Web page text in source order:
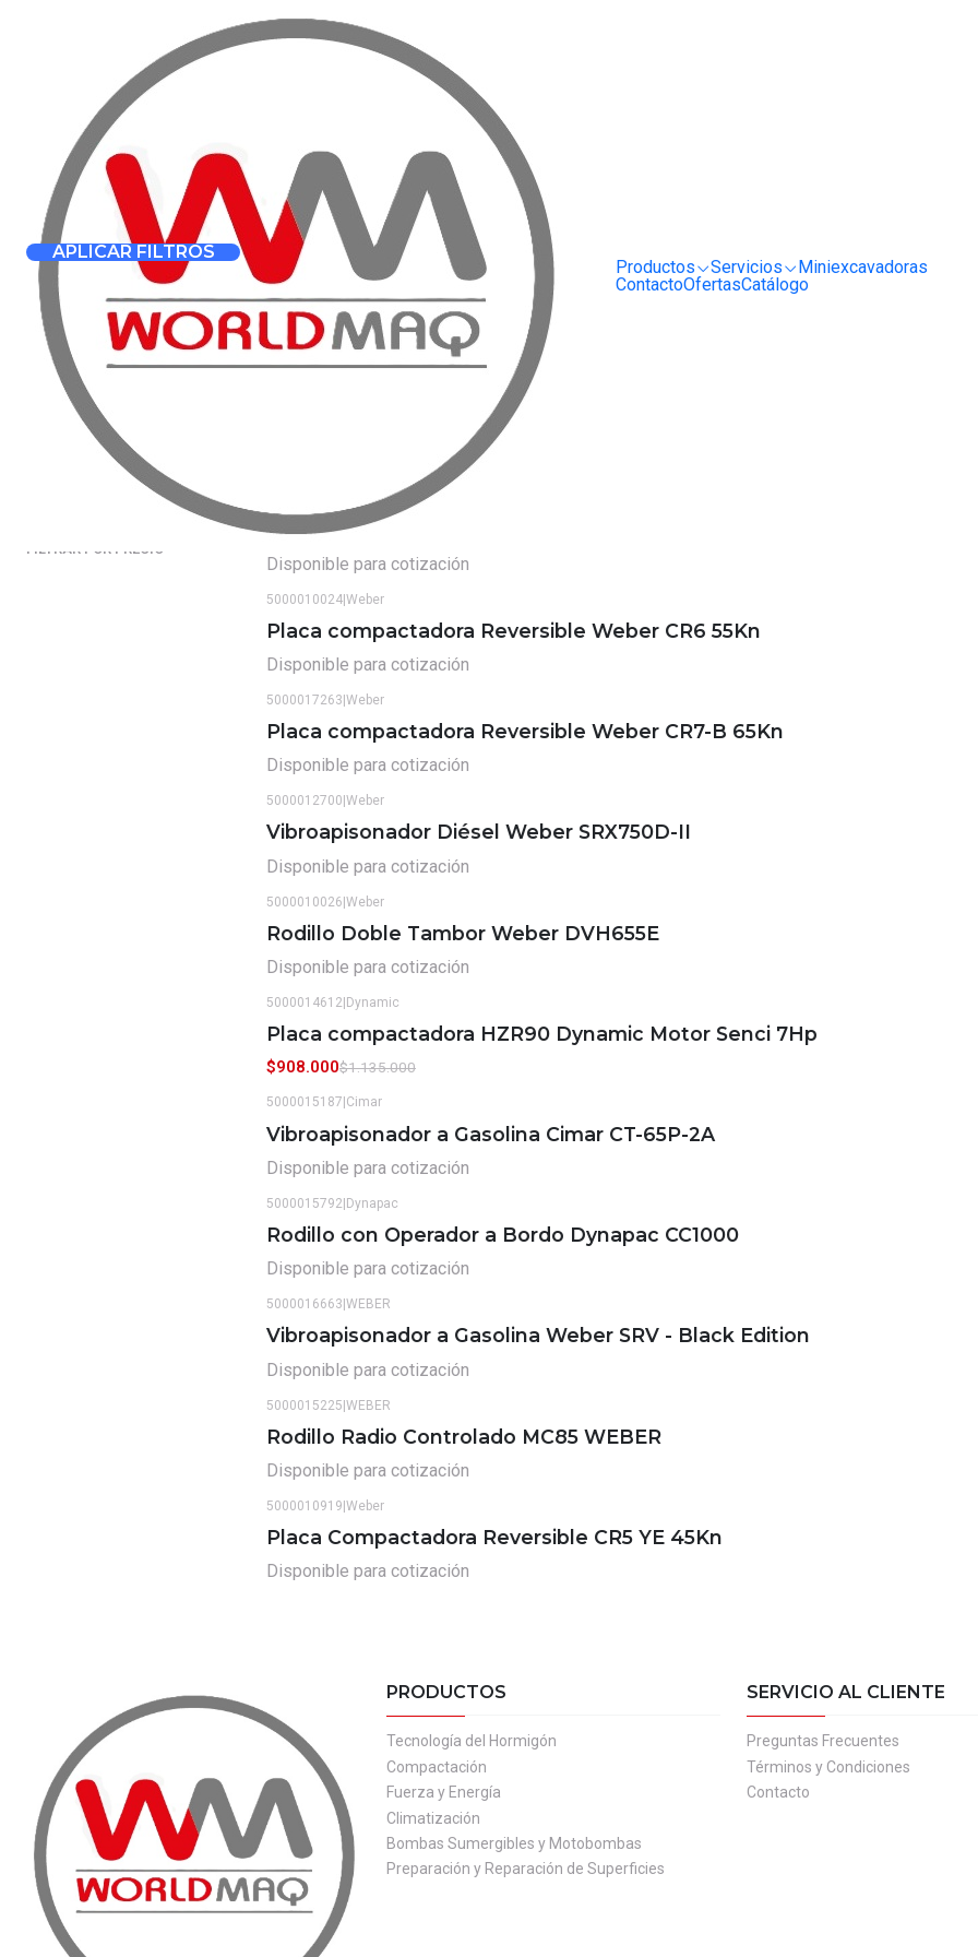
Productos Servicios
Miniexcavadoras
ContactoOfertasCatálogo
Compactación
Compactación
Filtrar Productos
1-14 de 14 productos
APLICAR FILTROS
ORDENAR POR
CATEGORÍAS
Placas Unidireccionales
Placas Reversibles
Rodillos Tandem (1)
Vibroapisonadores
FILTRAR POR PRECIO
-20% OFF
5000010674 Dynamic
Placa compactadora HZR90 Dynamic Motor Honda 5.5Hp
$1.024.000 $1.280.000
5000010021|Weber
Placa compactadora Reversible Weber CR2 25Kn
Disponible para cotización
Placa compactadora Reversible Weber CR3-B 35Kn
Disponible para cotización
Weber
Placa compactadora Reversible Weber CR5 45Kn
Disponible para cotización
5000010024|Weber
Placa compactadora Reversible Weber CR6 55Kn
Disponible para cotización
5000017263|Weber
Placa compactadora Reversible Weber CR7-B 65Kn
Disponible para cotización
5000012700 Weber
Vibroapisonador Diésel Weber SRX750D-II
Disponible para cotización
5000010026|Weber
Rodillo Doble Tambor Weber DVH655E
Disponible para cotización
5000014612 Dynamic
Placa compactadora HZR90 Dynamic Motor Senci 7Hp
$908.000$1.135.000
5000015187 Cimar
Vibroapisonador a Gasolina Cimar CT-65P-2A
Disponible para cotización
5000015792|Dynapac
Rodillo con Operador a Bordo Dynapac CC1000
Disponible para cotización
5000016663 WEBER
Vibroapisonador a Gasolina Weber SRV - Black Edition
Disponible para cotización
5000015225|WEBER
Rodillo Radio Controlado MC85 WEBER
Disponible para cotización
5000010919|Weber
Placa Compactadora Reversible CR5 YE 45Kn
Disponible para cotización
PRODUCTOS
Tecnología del Hormigón
Compactación
Fuerza y Energía
Climatización
Bombas Sumergibles y Motobombas
Preparación y Reparación de Superficies
SERVICIO AL CLIENTE
Preguntas Frecuentes
Términos y Condiciones
Contacto